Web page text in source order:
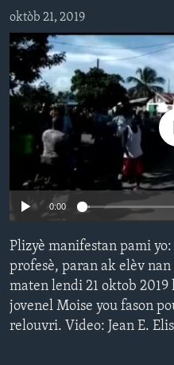
Search
Learning English
SUIV NOU
Languages
oktòb 21, 2019
No media
0:00
Plizyè manifestan pami
profesè, paran ak elèv
maten lendi 21 oktob
jovenel Moise you fason
relouvri. Video: Jean E.